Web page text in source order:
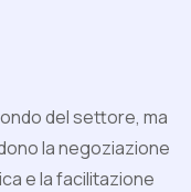
del settore, ma
la negoziazione
e la facilitazione